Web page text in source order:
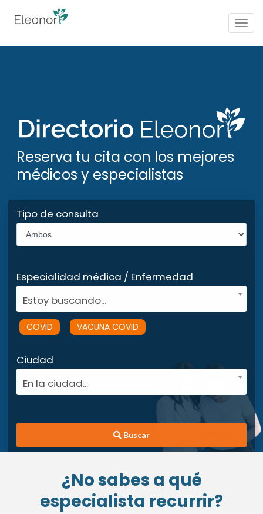
Reserva tu cita con los mejores
médicos y especialistas
Tipo de consulta
Especialidad médica / Enfermedad
Estoy buscando...
COVID VACUNA COVID
Ciudad
En la ciudad...
Buscar
¿No sabes a qué
especialista recurrir?